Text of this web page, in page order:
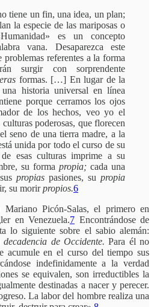
tiene un fin, una idea, un plan;
la especie de las mariposas o
es un concepto
vana. Desaparezca este
referentes a la forma
surgir con sorprendente
formas. […] En lugar de la
historia universal en línea
porque cerramos los ojos
de los hechos, veo yo el
poderosas, que florecen
seno de una tierra madre, a la
unida por todo el curso de su
esas culturas imprime a su
su forma propia; cada una
propias pasiones, su propia
su morirpropios.6
Picón-Salas, el primero en
en Venezuela.7 Encontrándose de
lo siguiente sobre el sabio alemán:
decadencia de Occidente. Para él no
acumule en el curso del tiempo sus
indefinidamente a la verdad
se equivalen, son irreductibles la
destinadas a nacer y perecer.
La labor del hombre realiza una